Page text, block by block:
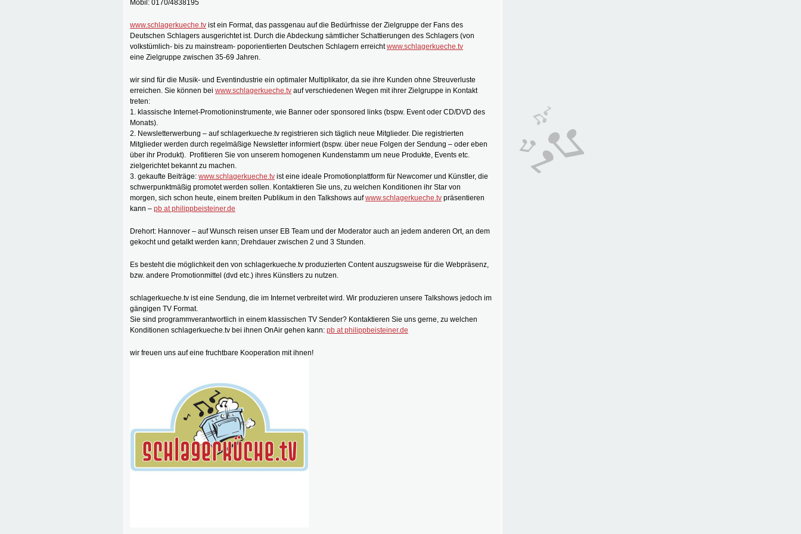
Mobil: 0170/4838195
www.schlagerkueche.tv ist ein Format, das passgenau auf die Bedürfnisse der Zielgruppe der Fans des
Deutschen Schlagers ausgerichtet ist. Durch die Abdeckung sämtlicher Schattierungen des Schlagers (von
volkstümlich- bis zu mainstream- poporientierten Deutschen Schlagern erreichtwww.schlagerkueche.tv
eine Zielgruppe zwischen 35-69 Jahren.
wir sind für die Musik- und Eventindustrie ein optimaler Multiplikator, da sie ihre Kunden ohne Streuverluste
erreichen. Sie können bei www.schlagerkueche.tv auf verschiedenen Wegen mit ihrer Zielgruppe in Kontakt
treten:
1. klassische Internet-Promotioninstrumente, wie Banner oder sponsored links (bspw. Event oder CD/DVD des
Monats).
2. Newsletterwerbung – auf schlagerkueche.tv registrieren sich täglich neue Mitglieder. Die registrierten
Mitglieder werden durch regelmäßige Newsletter informiert (bspw. über neue Folgen der Sendung – oder eben
über ihr Produkt). Profitieren Sie von unserem homogenen Kundenstamm um neue Produkte, Events etc.
zielgerichtet bekannt zu machen.
3. gekaufte Beiträge: www.schlagerkueche.tv ist eine ideale Promotionplattform für Newcomer und Künstler, die
schwerpunktmäßig promotet werden sollen. Kontaktieren Sie uns, zu welchen Konditionen ihr Star von
morgen, sich schon heute, einem breiten Publikum in den Talkshows aufwww.schlagerkueche.tv präsentieren
kann – pb at philippbeisteiner.de
Drehort: Hannover – auf Wunsch reisen unser EB Team und der Moderator auch an jedem anderen Ort, an dem
gekocht und getalkt werden kann; Drehdauer zwischen 2 und 3 Stunden.
Es besteht die möglichkeit den von schlagerkueche.tv produzierten Content auszugsweise für die Webpräsenz,
bzw. andere Promotionmittel (dvd etc.) ihres Künstlers zu nutzen.
schlagerkueche.tv ist eine Sendung, die im Internet verbreitet wird. Wir produzieren unsere Talkshows jedoch im
gängigen TV Format.
Sie sind programmverantwortlich in einem klassischen TV Sender? Kontaktieren Sie uns gerne, zu welchen
Konditionen schlagerkueche.tv bei ihnen OnAir gehen kann: pb at philippbeisteiner.de
wir freuen uns auf eine fruchtbare Kooperation mit ihnen!